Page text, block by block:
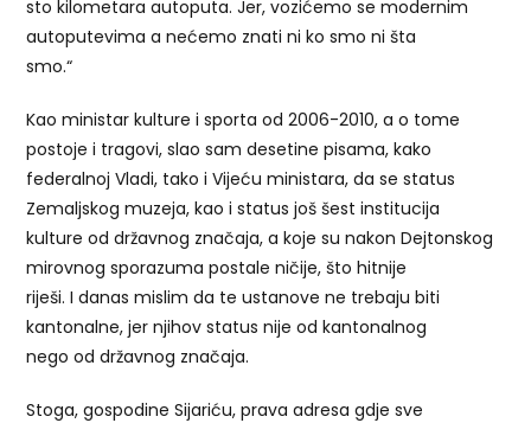
sto kilometara autoputa. Jer, vozićemo se modernim
autoputevima a nećemo znati ni ko smo ni šta
smo.“
Kao ministar kulture i sporta od 2006-2010, a o tome
postoje i tragovi, slao sam desetine pisama, kako
federalnoj Vladi, tako i Vijeću ministara, da se status
Zemaljskog muzeja, kao i status još šest institucija
kulture od državnog značaja, a koje su nakon Dejtonskog
mirovnog sporazuma postale ničije, što hitnije
riješi. I danas mislim da te ustanove ne trebaju biti
kantonalne, jer njihov status nije od kantonalnog
nego od državnog značaja.
Stoga, gospodine Sijariću, prava adresa gdje sve